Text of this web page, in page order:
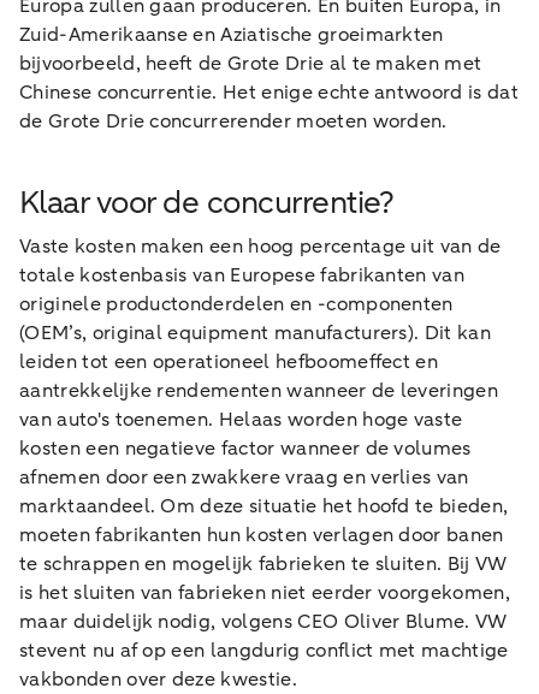
Europa zullen gaan produceren. En buiten Europa, in
Zuid-Amerikaanse en Aziatische groeimarkten
bijvoorbeeld, heeft de Grote Drie al te maken met
Chinese concurrentie. Het enige echte antwoord is dat
de Grote Drie concurrerender moeten worden.
Klaar voor de concurrentie?
Vaste kosten maken een hoog percentage uit van de
totale kostenbasis van Europese fabrikanten van
originele productonderdelen en -componenten
(OEM’s, original equipment manufacturers). Dit kan
leiden tot een operationeel hefboomeffect en
aantrekkelijke rendementen wanneer de leveringen
van auto's toenemen. Helaas worden hoge vaste
kosten een negatieve factor wanneer de volumes
afnemen door een zwakkere vraag en verlies van
marktaandeel. Om deze situatie het hoofd te bieden,
moeten fabrikanten hun kosten verlagen door banen
te schrappen en mogelijk fabrieken te sluiten. Bij VW
is het sluiten van fabrieken niet eerder voorgekomen,
maar duidelijk nodig, volgens CEO Oliver Blume. VW
stevent nu af op een langdurig conflict met machtige
vakbonden over deze kwestie.